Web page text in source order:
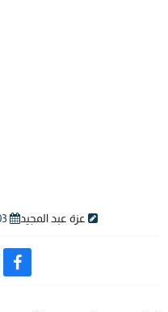
عزة عبد المجيد 03 سبتمبر 2025 | 01:00 مساءً